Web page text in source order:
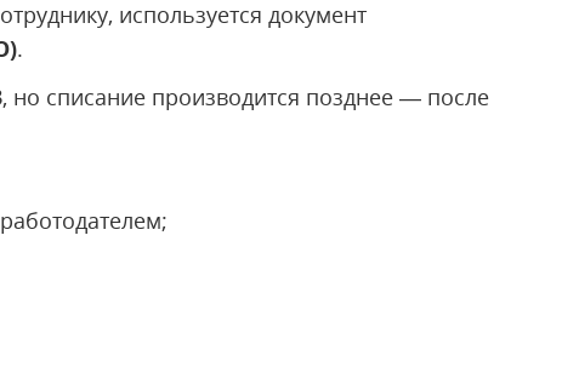
используется документ
.
, но списание производится позднее — после